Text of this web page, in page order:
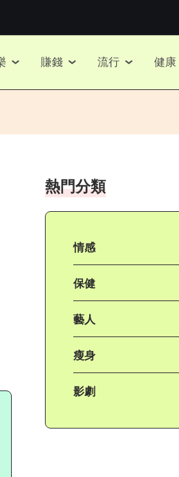
賺錢 流行 健康
熱門分類
情感
保健
藝人
瘦身
影劇